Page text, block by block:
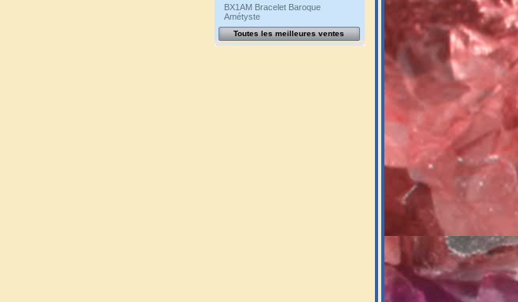
BX1AM Bracelet Baroque
Amétyste
Toutes les meilleures ventes